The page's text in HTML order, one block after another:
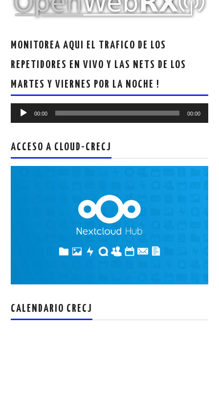
MONITOREA AQUI EL TRAFICO DE LOS
REPETIDORES EN VIVO Y LAS NETS DE LOS
MARTES Y VIERNES POR LA NOCHE !
Reproductor
00:00 00:00
ACCESO A CLOUD-CRECJ
CALENDARIO CRECJ